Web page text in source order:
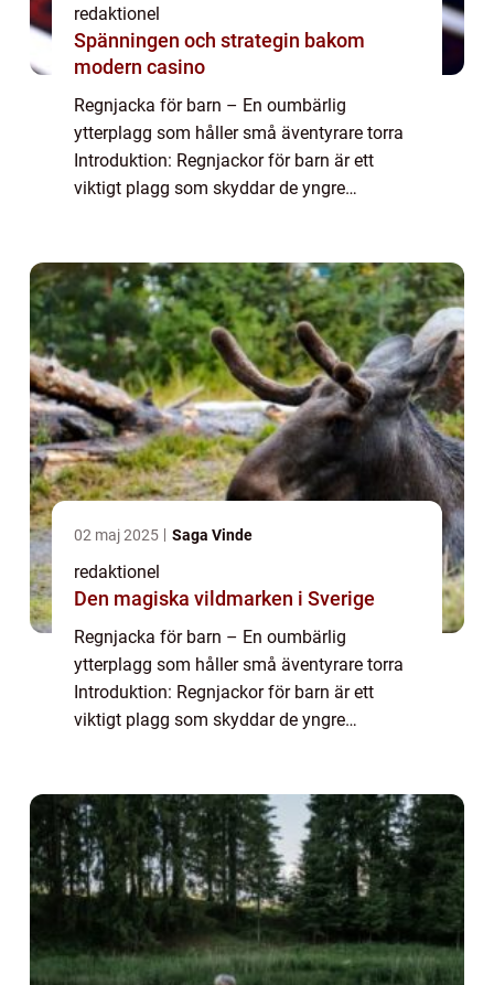
redaktionel
Spänningen och strategin bakom
modern casino
Regnjacka för barn – En oumbärlig
ytterplagg som håller små äventyrare torra
Introduktion: Regnjackor för barn är ett
viktigt plagg som skyddar de yngre
översikt...
02 maj 2025 Saga Vinde
redaktionel
Den magiska vildmarken i Sverige
Regnjacka för barn – En oumbärlig
ytterplagg som håller små äventyrare torra
Introduktion: Regnjackor för barn är ett
viktigt plagg som skyddar de yngre
översikt...